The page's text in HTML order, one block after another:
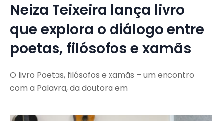
Neiza Teixeira lança livro
que explora o diálogo entre
poetas, filósofos e xamãs
O livro Poetas, filósofos e xamãs – um encontro
com a Palavra, da doutora em